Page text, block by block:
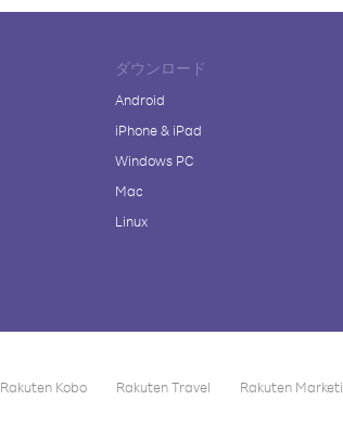
ダウンロード
Android
iPhone & iPad
Windows PC
Mac
Linux
Rakuten Kobo Rakuten Travel Rakuten